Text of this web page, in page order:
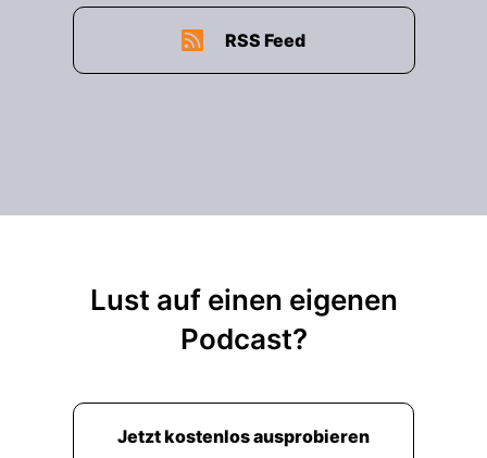
RSS Feed
Lust auf einen eigenen
Podcast?
Jetzt kostenlos ausprobieren